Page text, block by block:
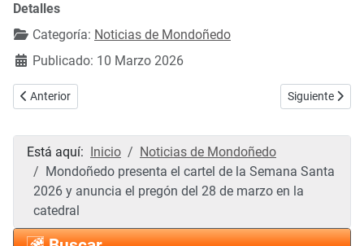
Detalles
Categoría: Noticias de Mondoñedo
Publicado: 10 Marzo 2026
Artículo anterior: Presentación en Mondoñedo de "Galicia: Afectos y
Anterior Artículo
Siguiente
Está aquí: Inicio
Noticias de Mondoñedo
Mondoñedo presenta el cartel de la Semana Santa
2026 y anuncia el pregón del 28 de marzo en la
catedral